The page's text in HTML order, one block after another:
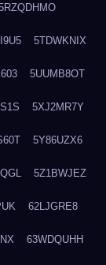
5TDWKNIX
5UUMB8OT
5XJ2MR7Y
5Y86UZX6
5Z1BWJEZ
62LJGRE8
63WDQUHH